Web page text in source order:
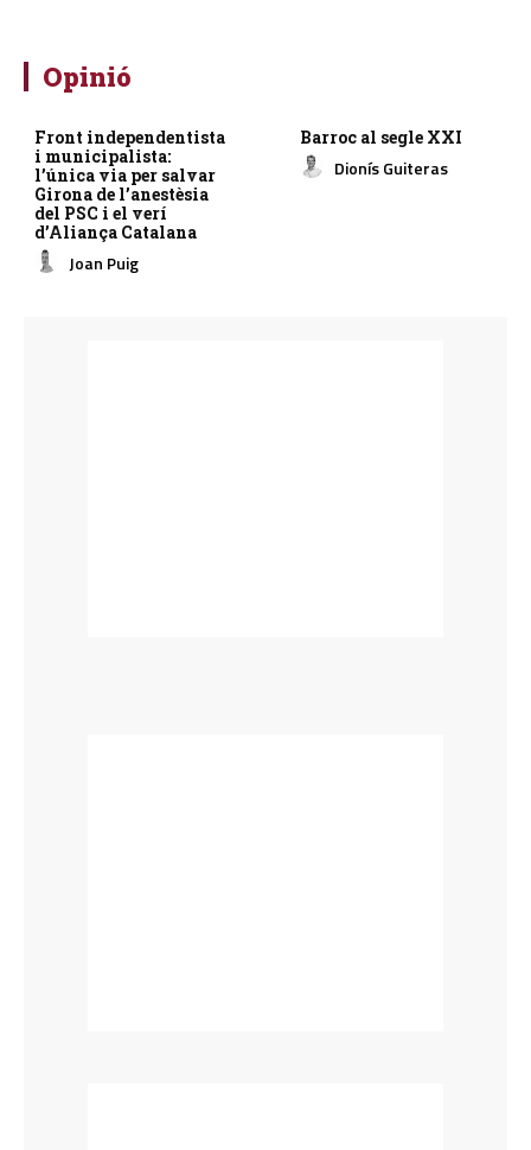
Opinió
Front independentista
i municipalista:
l’única via per salvar
Girona de l’anestèsia
del PSC i el verí
d’Aliança Catalana
Joan Puig
Barroc al segle XXI
Dionís Guiteras